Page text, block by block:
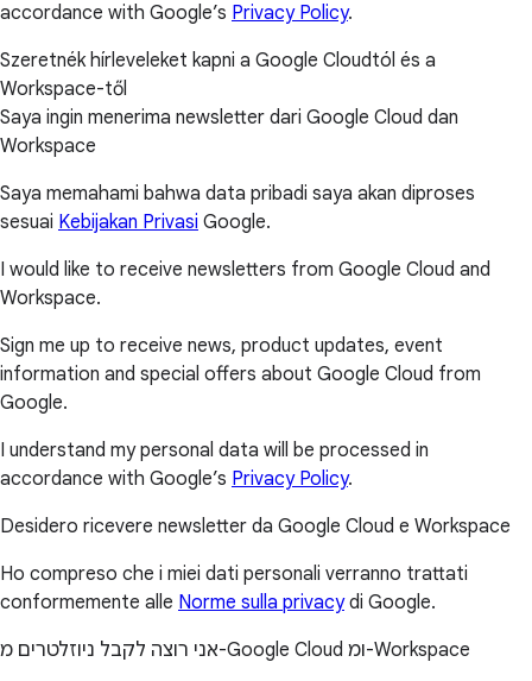
accordance with Google’s Privacy Policy.
Szeretnék hírleveleket kapni a Google Cloudtól és a
Workspace-től
Saya ingin menerima newsletter dari Google Cloud dan
Workspace
Saya memahami bahwa data pribadi saya akan diproses
sesuai Kebijakan Privasi Google.
I would like to receive newsletters from Google Cloud and
Workspace.
Sign me up to receive news, product updates, event
information and special offers about Google Cloud from
Google.
I understand my personal data will be processed in
accordance with Google’s Privacy Policy.
Desidero ricevere newsletter da Google Cloud e Workspace
Ho compreso che i miei dati personali verranno trattati
conformemente alle Norme sulla privacydi Google.
אני רוצה לקבל ניוזלטרים מ-Google Cloud ומ-Workspace